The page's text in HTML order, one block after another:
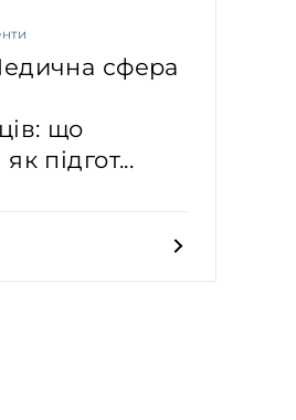
сфера
що
підгот...